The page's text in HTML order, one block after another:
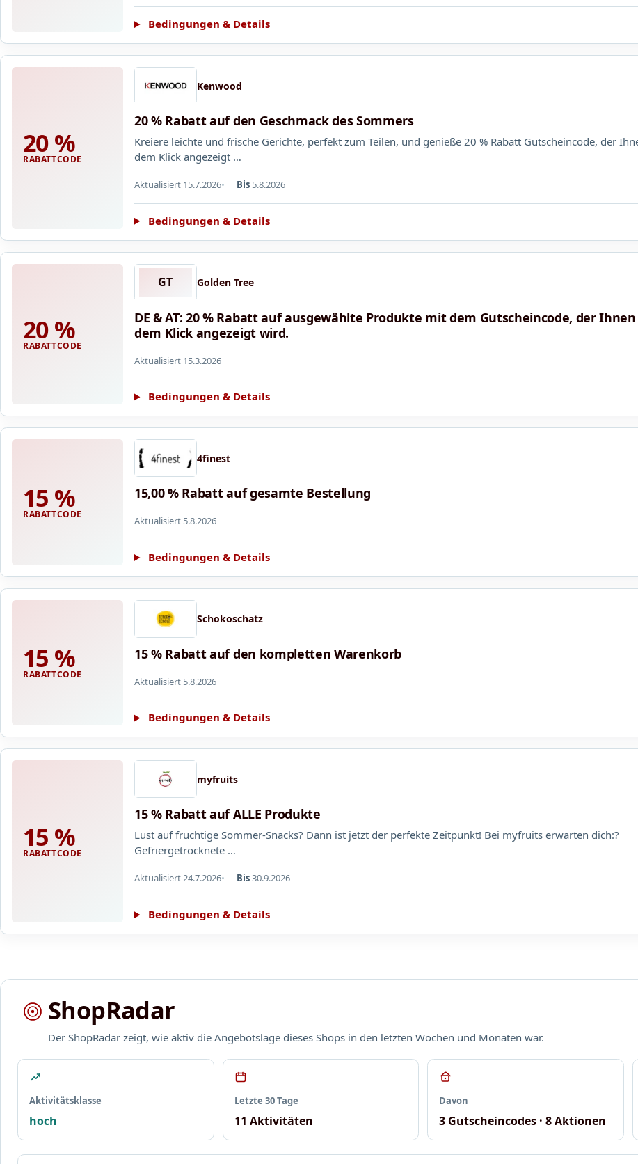
Bedingungen & Details
20 %
RABATTCODE
Kenwood
20 % Rabatt auf den Geschmack des Sommers
Kreiere leichte und frische Gerichte, perfekt zum Teilen, und genieße 20 % Rabatt Gutscheincode, der
dem Klick angezeigt …
Aktualisiert 15.7.2026 Bis 5.8.2026
Bedingungen & Details
20 %
RABATTCODE
GT Golden Tree
DE & AT: 20 % Rabatt auf ausgewählte Produkte mit dem Gutscheincode, der
dem Klick angezeigt wird.
Aktualisiert 15.3.2026
Bedingungen & Details
15 %
RABATTCODE
4finest
15,00 % Rabatt auf gesamte Bestellung
Aktualisiert 5.8.2026
Bedingungen & Details
15 %
RABATTCODE
Schokoschatz
15 % Rabatt auf den kompletten Warenkorb
Aktualisiert 5.8.2026
Bedingungen & Details
15 %
RABATTCODE
myfruits
15 % Rabatt auf ALLE Produkte
Lust auf fruchtige Sommer-Snacks? Dann ist jetzt der perfekte Zeitpunkt! Bei myfruits erwarten dich:?
Gefriergetrocknete …
Aktualisiert 24.7.2026 Bis30.9.2026
Bedingungen & Details
ShopRadar
Der ShopRadar zeigt, wie aktiv die Angebotslage dieses Shops in den letzten Wochen und Monaten war.
Aktivitätsklasse
hoch
Letzte 30 Tage
11 Aktivitäten
Davon
3 Gutscheincodes · 8 Aktionen